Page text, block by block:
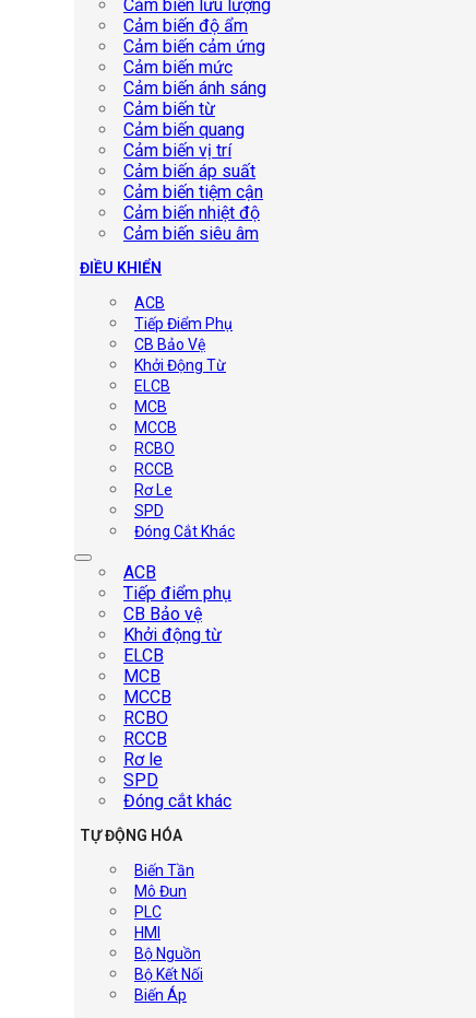
Cảm biến lưu lượng
Cảm biến độ ẩm
Cảm biến cảm ứng
Cảm biến mức
Cảm biến ánh sáng
Cảm biến từ
Cảm biến quang
Cảm biến vị trí
Cảm biến áp suất
Cảm biến tiệm cận
Cảm biến nhiệt độ
Cảm biến siêu âm
ĐIỀU KHIỂN
ACB
Tiếp Điểm Phụ
CB Bảo Vệ
Khởi Động Từ
ELCB
MCB
MCCB
RCBO
RCCB
Rơ Le
SPD
Đóng Cắt Khác
ACB
Tiếp điểm phụ
CB Bảo vệ
Khởi động từ
ELCB
MCB
MCCB
RCBO
RCCB
Rơ le
SPD
Đóng cắt khác
TỰ ĐỘNG HÓA
Biến Tần
Mô Đun
PLC
HMI
Bộ Nguồn
Bộ Kết Nối
Biến Áp